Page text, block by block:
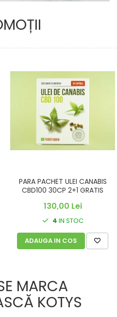
PARA PACHET ULEI CANABIS
CBD100 30CP 2+1 GRATIS
130,00 Lei
4 IN STOC
ADAUGA IN COS
MARCA
KOTYS